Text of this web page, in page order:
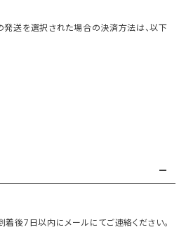
発送を選択された場合の決済方法は、以下
後7日以内にメールにてご連絡ください。